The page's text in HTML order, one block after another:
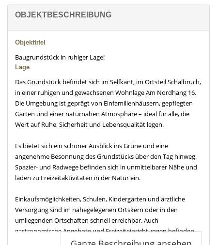
OBJEKTBESCHREIBUNG
Objekttitel
Baugrundstück in ruhiger Lage!
Lage
Das Grundstück befindet sich im Selfkant, im Ortsteil Schalbruch,
in einer ruhigen und gewachsenen Wohnlage Am Nordhang 16.
Die Umgebung ist geprägt von Einfamilienhäusern, gepflegten
Gärten und einer naturnahen Atmosphäre – ideal für alle, die
Wert auf Ruhe, Sicherheit und Lebensqualität legen.
Es bietet sich ein schöner Ausblick ins Grüne und eine
angenehme Besonnung des Grundstücks über den Tag hinweg.
Spazier- und Radwege befinden sich in unmittelbarer Nähe und
laden zu Freizeitaktivitäten in der Natur ein.
Einkaufsmöglichkeiten, Schulen, Kindergärten und ärztliche
Versorgung sind im nahegelegenen Ortskern oder in den
umliegenden Ortschaften schnell erreichbar. Auch
gastronomische Angebote und Freizeiteinrichtungen befinden
sich in bequemer Entfernung.